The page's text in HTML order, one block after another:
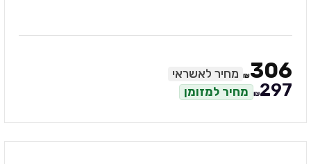
₪306 מחיר לאשראי
₪297 מחיר למזומן